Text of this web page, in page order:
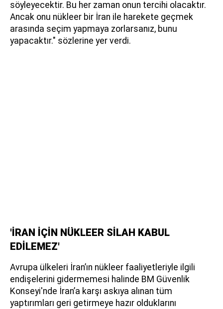
söyleyecektir. Bu her zaman onun tercihi olacaktır.
Ancak onu nükleer bir İran ile harekete geçmek
arasında seçim yapmaya zorlarsanız, bunu
yapacaktır." sözlerine yer verdi.
'İRAN İÇİN NÜKLEER SİLAH KABUL
EDİLEMEZ'
Avrupa ülkeleri İran’ın nükleer faaliyetleriyle ilgili
endişelerini gidermemesi halinde BM Güvenlik
Konseyi'nde İran’a karşı askıya alınan tüm
yaptırımları geri getirmeye hazır olduklarını